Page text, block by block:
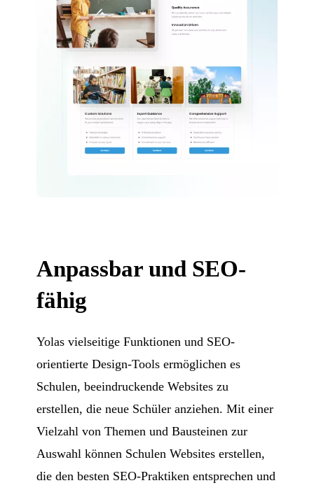
Anpassbar und SEO-
fähig
Yolas vielseitige Funktionen und SEO-
orientierte Design-Tools ermöglichen es
Schulen, beeindruckende Websites zu
erstellen, die neue Schüler anziehen. Mit einer
Vielzahl von Themen und Bausteinen zur
Auswahl können Schulen Websites erstellen,
die den besten SEO-Praktiken entsprechen und